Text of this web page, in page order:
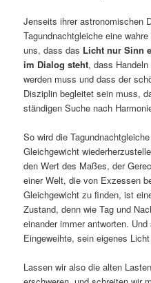
Jenseits ihrer astronomischen
Tagundnachtgleiche eine
uns, dass das Licht nur Sinn
im Dialog steht, dass
werden muss und dass der
Disziplin begleitet sein muss,
ständigen Suche nach
So wird die
Gleichgewicht
den Wert des Maßes, der
einer Welt, die von Exzessen
Gleichgewicht zu finden, ist
Zustand, denn wie Tag und
einander immer antworten.
Eingeweihte, sein eigenes
Lassen wir also die alten